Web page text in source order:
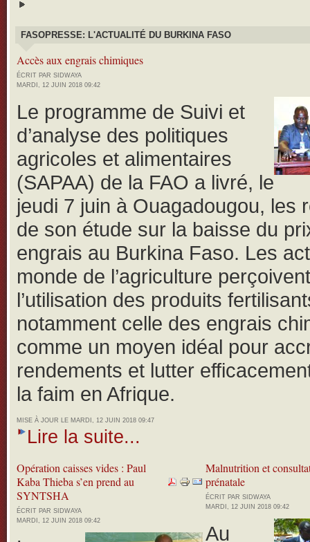
FASOPRESSE: L'ACTUALITÉ DU BURKINA FASO
Accès aux engrais chimiques
ÉCRIT PAR SIDWAYA
MARDI, 12 JUIN 2018 09:42
Le programme de Suivi et
d’analyse des politiques
agricoles et alimentaires
(SAPAA) de la FAO a livré, le
jeudi 7 juin à Ouagadougou, les
de son étude sur la baisse du
engrais au Burkina Faso. Les
monde de l’agriculture perçoivent
l’utilisation des produits
notamment celle des engrais
comme un moyen idéal pour
rendements et lutter
la faim en Afrique.
MISE À JOUR LE MARDI, 12 JUIN 2018 09:47
Lire la suite...
Opération caisses vides : Paul
Kaba Thieba s’en prend au
SYNTSHA
ÉCRIT PAR SIDWAYA
MARDI, 12 JUIN 2018 09:42
Malnutrition et
prénatale
ÉCRIT PAR SIDWAYA
MARDI, 12 JUIN 2018 09:42
Au